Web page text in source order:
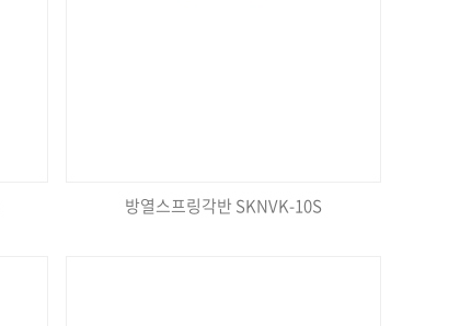
방열스프링각반 SKNVK-10S